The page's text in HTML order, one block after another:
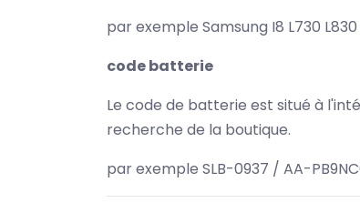
par exemple Samsung I8 L730 L830
code batterie
Le code de batterie est situé à
recherche de la boutique.
par exemple SLB-0937 / AA-